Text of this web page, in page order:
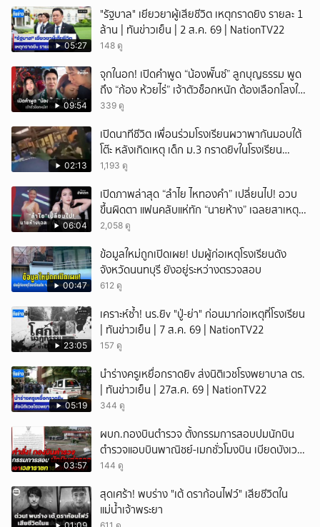
05:27
"รัฐบาล" เยียวยาผู้เสียชีวิต เหตุกราดยิง รายละ 1
ล้าน | ทันข่าวเย็น | 2 ส.ค. 69 | NationTV22
148 ดู
09:54
จุกในอก! เปิดคำพูด “น้องพั๊นซ์” ลูกบุญธรรม พูด
ถึง “ก้อง ห้วยไร่” เจ้าตัวช็อกหนัก ต้องเลือกโลงให้
ลูก!
339 ดู
02:13
เปิดนาทีชีวิต เพื่อนร่วมโรงเรียนผวาพากันมอบใต้
โต๊ะ หลังเกิดเหตุ เด็ก ม.3 กราดยิvในโรงเรียน
เทพศิรินทร์นนท์ แบบไม่เลือกหน้า เสียงปืนดังสนั่น
1,193 ดู
06:04
เปิดภาพล่าสุด “ลำไย ไหทองคำ” เปลี่ยนไป! อวบ
ขึ้นผิดตา แฟนคลับแห่ทัก “นายห้าง” เฉลยสาเหตุ
ชัด!
2,058 ดู
00:47
ข้อมูลใหม่ถูกเปิดเผย! ปมผู้ก่อเหตุโรงเรียนดัง
จังหวัดนนทบุรี ยังอยู่ระหว่างตรวจสอบ
612 ดู
23:05
เคราะห์ซ้ำ! นร.ยิv "ปู่-ย่า" ก่อนมาก่อเหตุที่โรงเรียน
| ทันข่าวเย็น | 7 ส.ค. 69 | NationTV22
157 ดู
05:19
นำร่างครูเหยื่อกราดยิv ส่งนิติเวชโรงพยาบาล ตร.
| ทันข่าวเย็น | 27ส.ค. 69 | NationTV22
344 ดู
03:57
ผบก.กองบินตำรวจ ตั้งกรรมการสอบปมนักบิน
ตำรวจแอบบินพาณิชย์-เมกชั่วโมงบิน เบียดบังเวลา
ทำหน้าที่
144 ดู
สุดเศร้า! พบร่าง "เต้ ดราก้อนไฟว์" เสียชีวิตใน
แม่น้ำเจ้าพระยา